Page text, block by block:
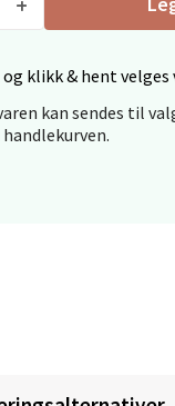
klikk & hent velges
kan sendes til